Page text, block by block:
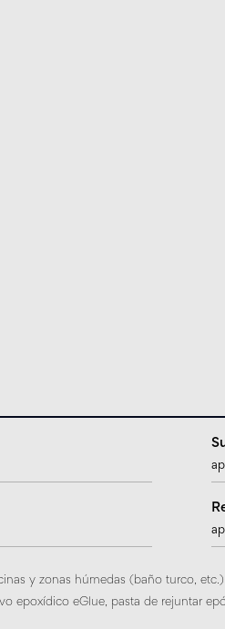
y zonas húmedas (baño turco,
epoxídico eGlue, pasta de rejuntar